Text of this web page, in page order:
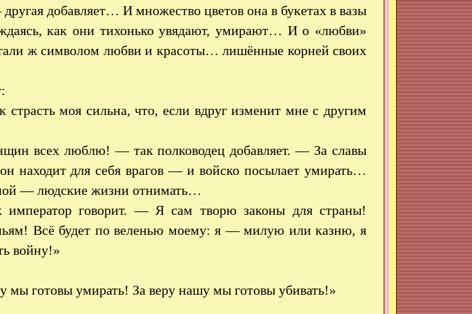
добавляет… И множество цветов она в букетах в вазы
как они тихонько увядают, умирают… И о «любви»
ж символом любви и красоты… лишённые корней своих
моя сильна, что, если вдруг изменит мне с другим
всех люблю! — так полководец добавляет. — За славы
находит для себя врагов — и войско посылает умирать…
— людские жизни отнимать…
говорит. — Я сам творю законы для страны!
Всё будет по веленью моему: я — милую или казню, я
войну!»
готовы умирать! За веру нашу мы готовы убивать!»